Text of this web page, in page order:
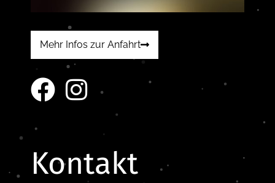
Mehr Infos zur Anfahrt
Kontakt